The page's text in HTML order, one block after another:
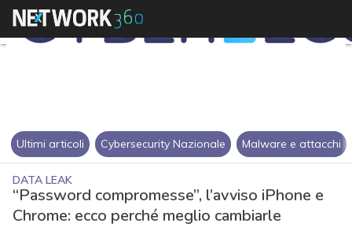
Ultimi articoli Cybersecurity Nazionale Malware e attacchi
DATA LEAK
“Password compromesse”, l’avviso iPhone e
Chrome: ecco perché meglio cambiarle